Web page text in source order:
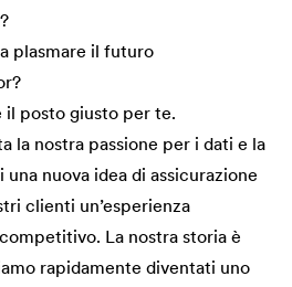
plasmare il futuro
il posto giusto per te.
la nostra passione per i dati e la
nuova idea di assicurazione
clienti un’esperienza
La nostra storia è
rapidamente diventati uno